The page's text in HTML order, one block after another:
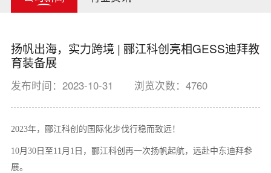
扬帆出海，实力跨境 | 郦江科创亮相GESS迪拜教
育装备展
发布时间：2023-10-31 浏览次数：4760
2023年， 郦江科创 的国际化步伐行稳而致远！
10月30日 至11月 1日， 郦江科创 再一次扬帆起航，远赴中东迪拜参
展。